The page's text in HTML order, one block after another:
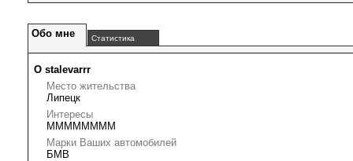
Обо мне Статистика
О stalevarrr
Место жительства
Липецк
Интересы
ММММММММ
Марки Ваших автомобилей
БМВ